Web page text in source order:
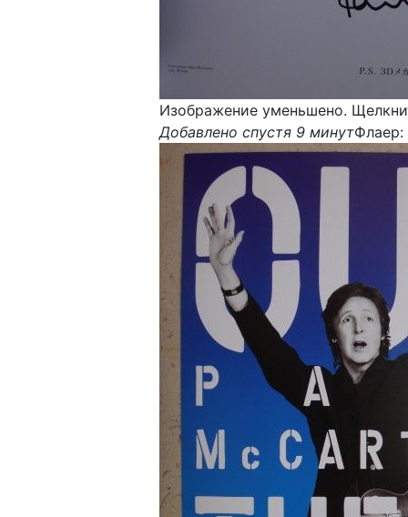
Изображение уменьшено.
Добавлено спустя 9 минутФлаер: